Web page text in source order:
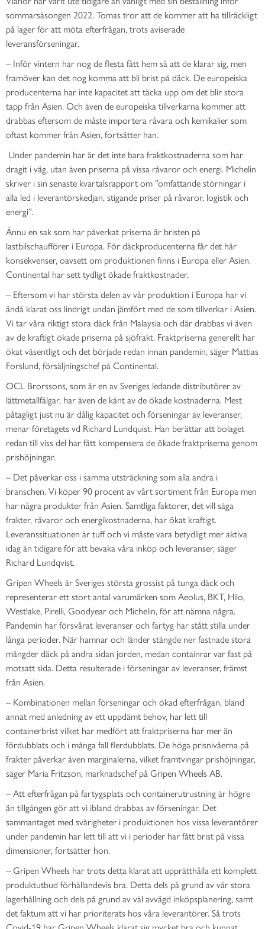
sommarsäsongen 2022. Tomas tror att de kommer att ha tillräckligt
på lager för att möta efterfrågan, trots aviserade
leveransförseningar.
– Inför vintern har nog de flesta fått hem så att de klarar sig, men
framöver kan det nog komma att bli brist på däck. De europeiska
producenterna har inte kapacitet att täcka upp om det blir stora
tapp från Asien. Och även de europeiska tillverkarna kommer att
drabbas eftersom de måste importera råvara och kemikalier som
oftast kommer från Asien, fortsätter han.
Under pandemin har är det inte bara fraktkostnaderna som har
dragit i väg, utan även priserna på vissa råvaror och energi. Michelin
skriver i sin senaste kvartalsrapport om ”omfattande störningar i
alla led i leverantörskedjan, stigande priser på råvaror, logistik och
energi”.
Ännu en sak som har påverkat priserna är bristen på
lastbilschaufförer i Europa. För däckproducenterna får det här
konsekvenser, oavsett om produktionen finns i Europa eller Asien.
Continental har sett tydligt ökade fraktkostnader.
– Eftersom vi har största delen av vår produktion i Europa har vi
ändå klarat oss lindrigt undan jämfört med de som tillverkar i Asien.
Vi tar våra riktigt stora däck från Malaysia och där drabbas vi även
av de kraftigt ökade priserna på sjöfrakt. Fraktpriserna generellt har
ökat väsentligt och det började redan innan pandemin, säger Mattias
Forslund, försäljningschef på Continental.
OCL Brorssons, som är en av Sveriges ledande distributörer av
lättmetallfälgar, har även de känt av de ökade kostnaderna. Mest
påtagligt just nu är dålig kapacitet och förseningar av leveranser,
menar företagets vd Richard Lundquist. Han berättar att bolaget
redan till viss del har fått kompensera de ökade fraktpriserna genom
prishöjningar.
– Det påverkar oss i samma utsträckning som alla andra i
branschen. Vi köper 90 procent av vårt sortiment från Europa men
har några produkter från Asien. Samtliga faktorer, det vill säga
frakter, råvaror och energikostnaderna, har ökat kraftigt.
Leveranssituationen är tuff och vi måste vara betydligt mer aktiva
idag än tidigare för att bevaka våra inköp och leveranser, säger
Richard Lundqvist.
Gripen Wheels är Sveriges största grossist på tunga däck och
representerar ett stort antal varumärken som Aeolus, BKT, Hilo,
Westlake, Pirelli, Goodyear och Michelin, för att nämna några.
Pandemin har försvårat leveranser och fartyg har stått stilla under
långa perioder. När hamnar och länder stängde ner fastnade stora
mängder däck på andra sidan jorden, medan containrar var fast på
motsatt sida. Detta resulterade i förseningar av leveranser, främst
från Asien.
– Kombinationen mellan förseningar och ökad efterfrågan, bland
annat med anledning av ett uppdämt behov, har lett till
containerbrist vilket har medfört att fraktpriserna har mer än
fördubblats och i många fall flerdubblats. De höga prisnivåerna på
frakter påverkar även marginalerna, vilket framtvingar prishöjningar,
säger Maria Fritzson, marknadschef på Gripen Wheels AB.
– Att efterfrågan på fartygsplats och containerutrustning är högre
än tillgången gör att vi ibland drabbas av förseningar. Det
sammantaget med svårigheter i produktionen hos vissa leverantörer
under pandemin har lett till att vi i perioder har fått brist på vissa
dimensioner, fortsätter hon.
– Gripen Wheels har trots detta klarat att upprätthålla ett komplett
produktutbud förhållandevis bra. Detta dels på grund av vår stora
lagerhållning och dels på grund av väl avvägd inköpsplanering, samt
det faktum att vi har prioriterats hos våra leverantörer. Så trots